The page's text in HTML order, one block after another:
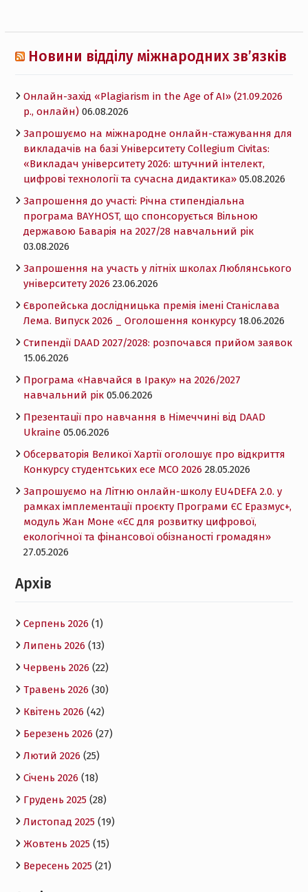
Новини відділу міжнародних зв’язків
Онлайн-захід «Plagiarism in the Age of AI» (21.09.2026
р., онлайн) 06.08.2026
Запрошуємо на міжнародне онлайн-стажування для
викладачів на базі Університету Collegium Civitas:
«Викладач університету 2026: штучний інтелект,
цифрові технології та сучасна дидактика» 05.08.2026
Запрошення до участі: Річна стипендіальна
програма BAYHOST, що спонсорується Вільною
державою Баварія на 2027/28 навчальний рік
03.08.2026
Запрошення на участь у літніх школах Люблянського
університету 2026 23.06.2026
Європейська дослідницька премія імені Станіслава
Лема. Випуск 2026 _ Оголошення конкурсу 18.06.2026
Cтипендії DAAD 2027/2028: розпочався прийом заявок
15.06.2026
Програма «Навчайся в Іраку» на 2026/2027
навчальний рік 05.06.2026
Презентації про навчання в Німеччині від DAAD
Ukraine 05.06.2026
Обсерваторія Великої Хартії оголошує про відкриття
Конкурсу студентських есе MCO 2026 28.05.2026
Запрошуємо на Літню онлайн-школу EU4DEFA 2.0. у
рамках імплементації проєкту Програми ЄС Еразмус+,
модуль Жан Моне «ЄС для розвитку цифрової,
екологічної та фінансової обізнаності громадян»
27.05.2026
Архів
Серпень 2026(1)
Липень 2026(13)
Червень 2026(22)
Травень 2026(30)
Квітень 2026(42)
Березень 2026(27)
Лютий 2026(25)
Січень 2026(18)
Грудень 2025(28)
Листопад 2025(19)
Жовтень 2025(15)
Вересень 2025(21)